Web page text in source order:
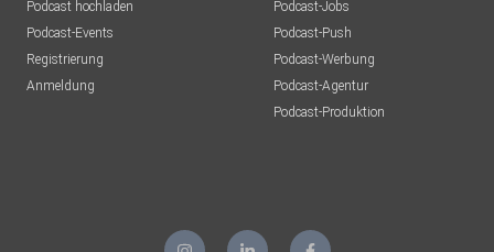
Podcast hochladen
Podcast-Events
Registrierung
Anmeldung
Podcast-Jobs
Podcast-Push
Podcast-Werbung
Podcast-Agentur
Podcast-Produktion